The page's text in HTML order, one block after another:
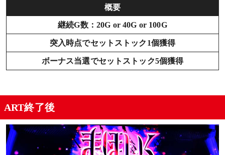
概要
継続G数：20G or 40G or 100G
突入時点でセットストック1個獲得
ボーナス当選でセットストック5個獲得
ART終了後